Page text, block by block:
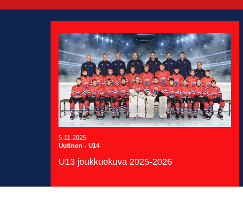
5.11.2025
Uutinen - U14
U13 joukkuekuva 2025-2026